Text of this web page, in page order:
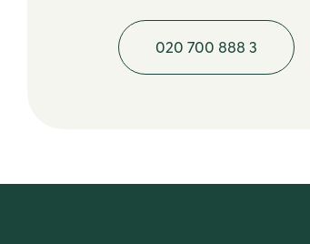
020 700 888 3